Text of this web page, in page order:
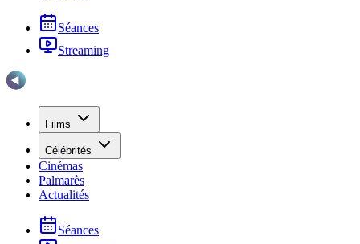
Séances
Streaming
Films
Célébrités
Cinémas
Palmarès
Actualités
Séances